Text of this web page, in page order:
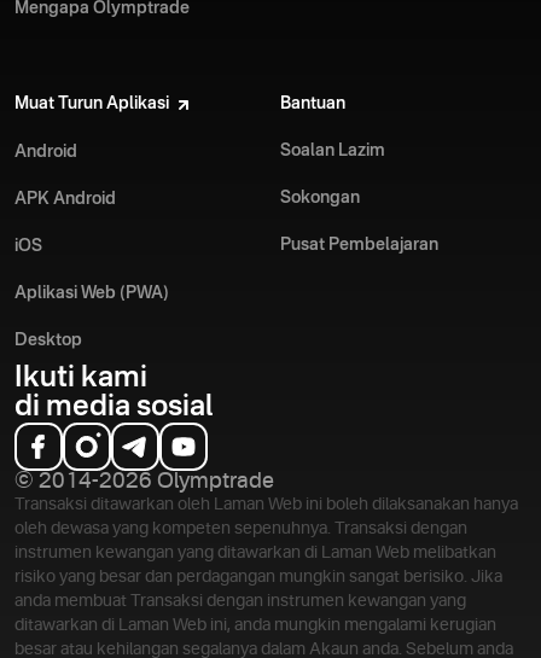
Mengapa Olymptrade
Muat Turun Aplikasi
Android
APK Android
iOS
Aplikasi Web (PWA)
Desktop
Bantuan
Soalan Lazim
Sokongan
Pusat Pembelajaran
Ikuti kami
di media sosial
© 2014-2026 Olymptrade
Transaksi ditawarkan oleh Laman Web ini boleh dilaksanakan hanya
oleh dewasa yang kompeten sepenuhnya. Transaksi dengan
instrumen kewangan yang ditawarkan di Laman Web melibatkan
risiko yang besar dan perdagangan mungkin sangat berisiko. Jika
anda membuat Transaksi dengan instrumen kewangan yang
ditawarkan di Laman Web ini, anda mungkin mengalami kerugian
besar atau kehilangan segalanya dalam Akaun anda. Sebelum anda